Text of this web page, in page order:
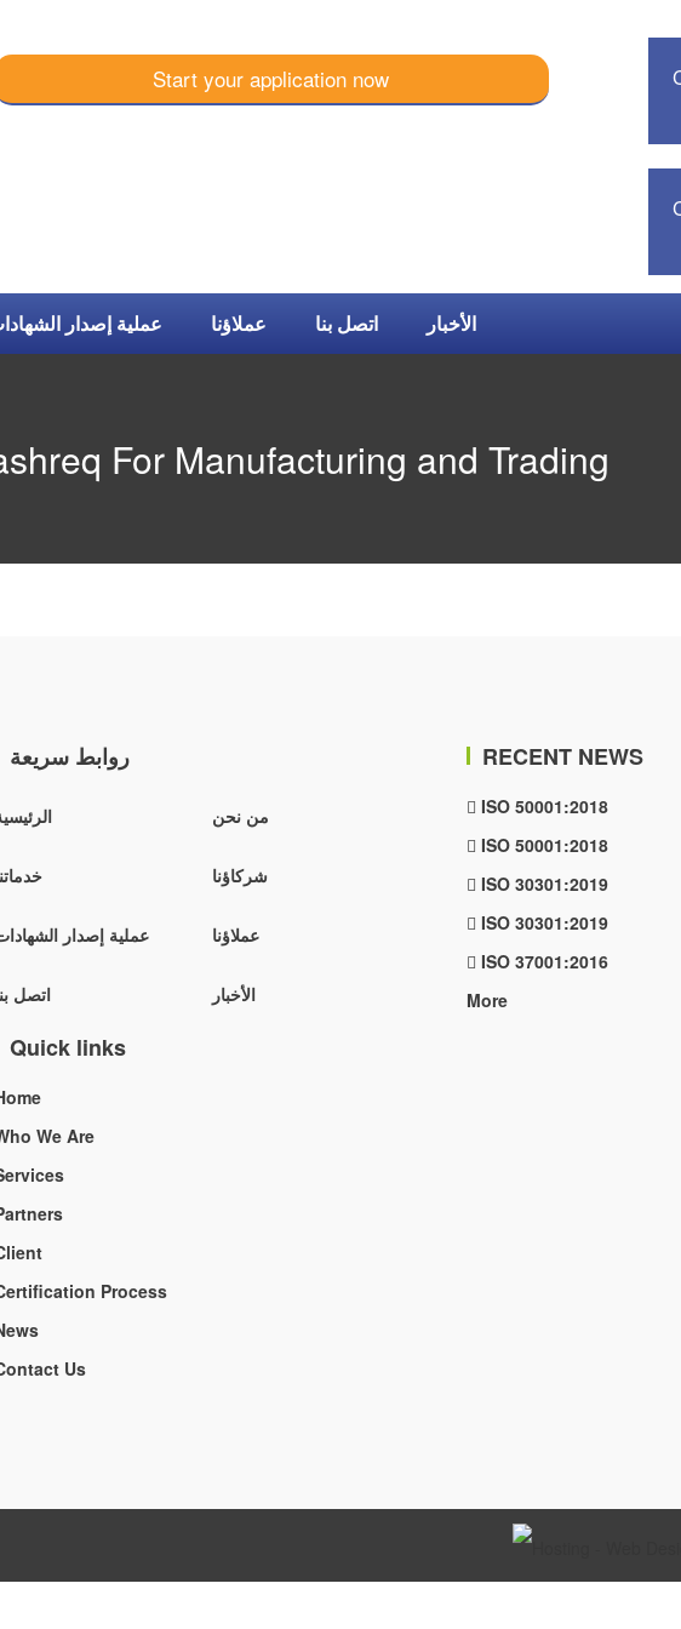
Start your application now
عملية إصدار عملاؤنا اتصل بنا الأخبار
For Manufacturing and Trading
روابط سريعة
من نحن
شركاؤنا
عملية إصدار عملاؤنا
اتصل الأخبار
Quick links
We Are
Process
Us
RECENT NEWS
ISO 50001:2018
ISO 50001:2018
ISO 30301:2019
ISO 30301:2019
ISO 37001:2016
More